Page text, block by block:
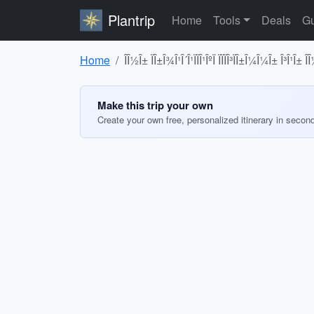
Plantrip Home Tools Deals
Home ÎÎ½Î± ÏÎ±Î¾Î¹Î´Î¹ÏÏÎ¹ÎºÏ ÏÏÏÎ³ÏÎ±Î¼Î¼Î±
Make this trip your own
Create your own free, personalized itinerary in